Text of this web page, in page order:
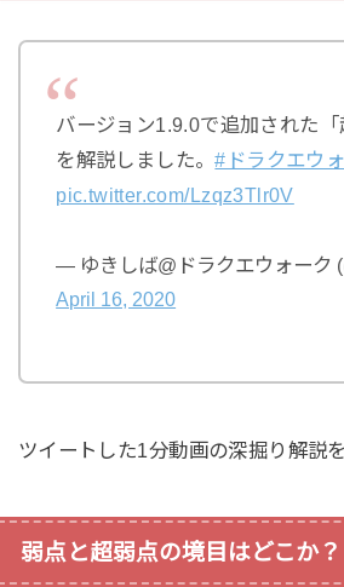
バージョン1.9.0で追加された
を解説しました。#ドラクエウ
pic.twitter.com/Lzqz3Tlr0V
— ゆきしば@ドラクエウォーク
April 16, 2020
ツイートした1分動画の深掘り解説
弱点と超弱点の境目はどこか？